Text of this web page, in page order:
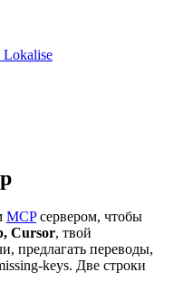
Lokalise
MCPсервером, чтобы
Cursor, твой
предлагать переводы,
keys. Две строки